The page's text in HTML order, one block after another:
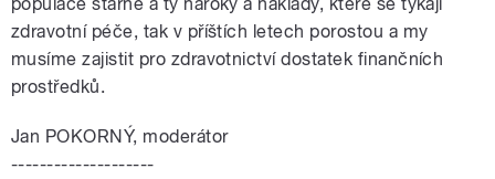
zdravotní péče, tak v příštích letech porostou a my
musíme zajistit pro zdravotnictví dostatek finančních
prostředků.
Jan POKORNÝ, moderátor
--------------------